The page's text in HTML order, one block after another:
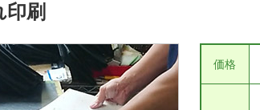
印刷
価格